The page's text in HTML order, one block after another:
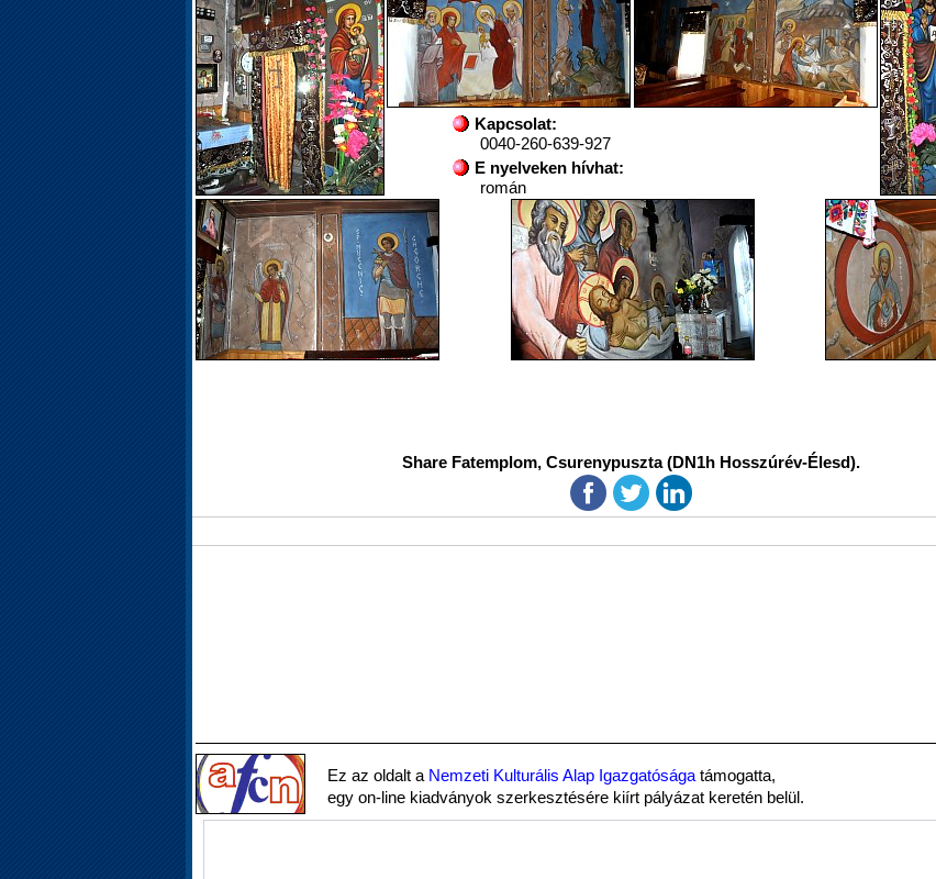
Kapcsolat:
0040-260-639-927
E nyelveken hívhat:
román
Share Fatemplom, Csurenypuszta (DN1h Hosszúrév-Élesd).
Ez az oldalt a Nemzeti Kulturális Alap Igazgatóságatámogatta,
egy on-line kiadványok szerkesztésére kiírt pályázat keretén belül.